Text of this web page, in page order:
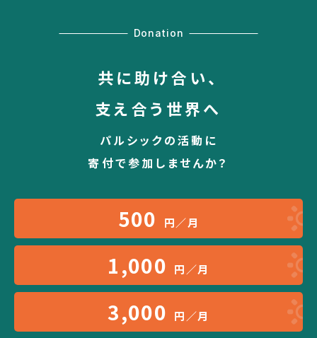
Donation
共に助け合い、
支え合う世界へ
パルシックの活動に
寄付で参加しませんか？
500 円／月
1,000 円／月
3,000 円／月